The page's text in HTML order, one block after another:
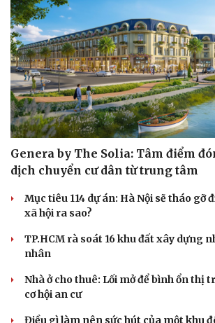
Genera by The Solia: Tâm điểm
dịch chuyển cư dân từ trung tâm
Mục tiêu 114 dự án: Hà Nội sẽ tháo gỡ
xã hội ra sao?
TP.HCM rà soát 16 khu đất xây dựng
nhân
Nhà ở cho thuê: Lối mở để bình ổn thị
cơ hội an cư
Điều gì làm nên sức hút của một khu